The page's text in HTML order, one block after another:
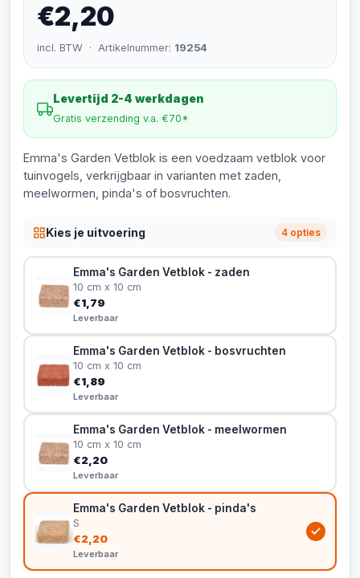
€2,20
incl. BTW · Artikelnummer: 19254
Levertijd 2-4 werkdagen
Gratis verzending v.a. €70*
Emma's Garden Vetblok is een voedzaam vetblok voor
tuinvogels, verkrijgbaar in varianten met zaden,
meelwormen, pinda's of bosvruchten.
Kies je uitvoering 4 opties
Emma's Garden Vetblok - zaden
10 cm x 10 cm
€1,79
Leverbaar
Emma's Garden Vetblok - bosvruchten
10 cm x 10 cm
€1,89
Leverbaar
Emma's Garden Vetblok - meelwormen
10 cm x 10 cm
€2,20
Leverbaar
Emma's Garden Vetblok - pinda's
S
€2,20
Leverbaar